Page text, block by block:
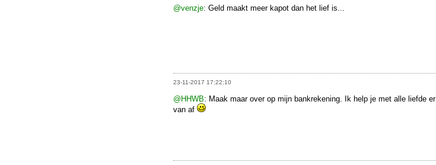
@venzje: Geld maakt meer kapot dan het lief is...
23-11-2017 17:22:10
@HHWB: Maak maar over op mijn bankrekening. Ik help je met alle liefde er
van af